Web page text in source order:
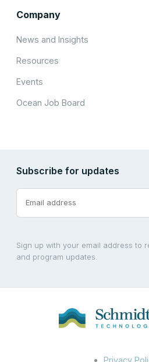
Company
News and Insights
Resources
Events
Ocean Job Board
Subscribe for updates
Sign up with your email address to
and program updates.
Privacy